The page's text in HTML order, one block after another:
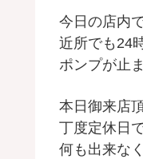
今日の店内
近所でも24
ポンプが止
本日御来店
丁度定休日
何も出来な